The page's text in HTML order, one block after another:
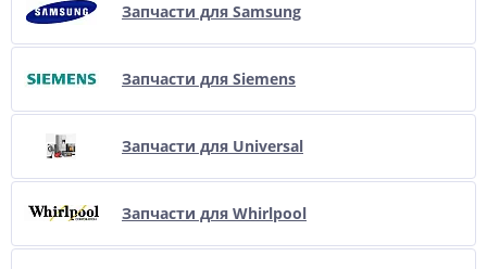
Запчасти для Samsung
Запчасти для Siemens
Запчасти для Universal
Запчасти для Whirlpool